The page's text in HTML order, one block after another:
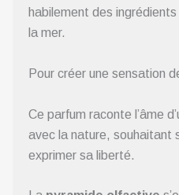
habilement des
la mer.
Pour créer une sensation
Ce parfum raconte l’âme
avec la nature, souhaitant
exprimer sa liberté.